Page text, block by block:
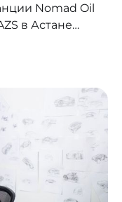
Nomad Oil
в Астане
бензин
нужную
картам. Даулет